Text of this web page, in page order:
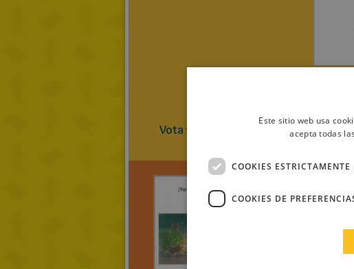
Vota Vota)
Este sitio web usa
acepta todas
COOKIES ESTRICTAMENTE
COOKIES DE